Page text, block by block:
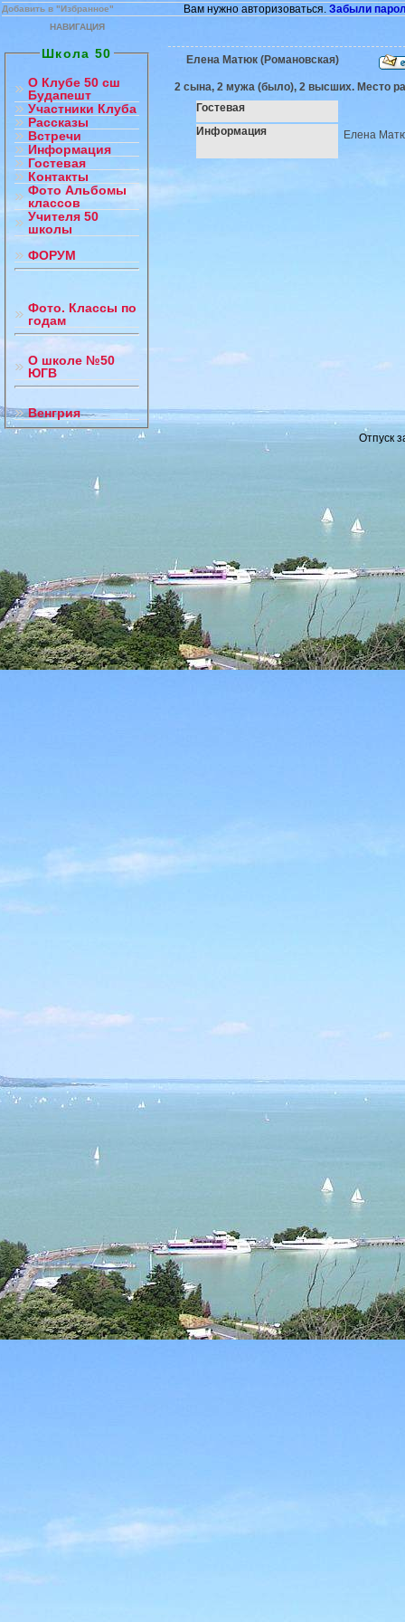
Добавить в "Избранное" Вам нужно авторизоваться. Забыли
НАВИГАЦИЯ
Школа 50
О Клубе 50 сш
Будапешт
Участники Клуба
Рассказы
Встречи
Информация
Гостевая
Контакты
Фото Альбомы
классов
Учителя 50
школы
ФОРУМ
Фото. Классы по
годам
О школе №50
ЮГВ
Венгрия
Елена Матюк (Романовская)
2 сына, 2 мужа (было), 2 высших. Место
Гостевая
Информация
Елена
Отпуск